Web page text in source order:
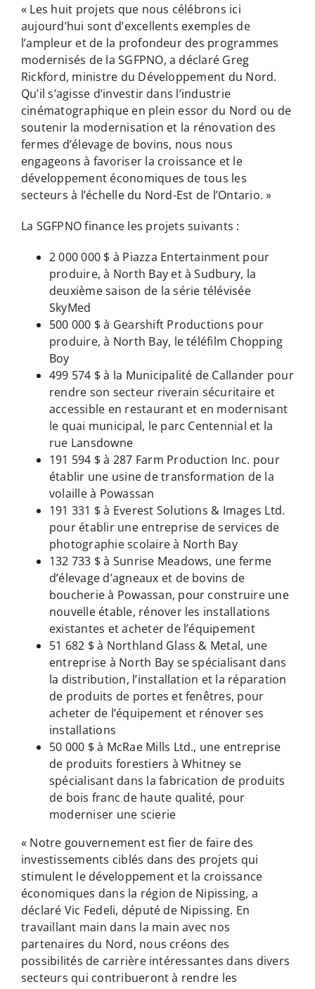
« Les huit projets que nous célébrons ici
aujourd’hui sont d’excellents exemples de
l’ampleur et de la profondeur des programmes
modernisés de la SGFPNO, a déclaré Greg
Rickford, ministre du Développement du Nord.
Qu’il s’agisse d’investir dans l’industrie
cinématographique en plein essor du Nord ou de
soutenir la modernisation et la rénovation des
fermes d’élevage de bovins, nous nous
engageons à favoriser la croissance et le
développement économiques de tous les
secteurs à l’échelle du Nord-Est de l’Ontario. »
La SGFPNO finance les projets suivants :
2 000 000 $ à Piazza Entertainment pour
produire, à North Bay et à Sudbury, la
deuxième saison de la série télévisée
SkyMed
500 000 $ à Gearshift Productions pour
produire, à North Bay, le téléfilm Chopping
Boy
499 574 $ à la Municipalité de Callander pour
rendre son secteur riverain sécuritaire et
accessible en restaurant et en modernisant
le quai municipal, le parc Centennial et la
rue Lansdowne
191 594 $ à 287 Farm Production Inc. pour
établir une usine de transformation de la
volaille à Powassan
191 331 $ à Everest Solutions & Images Ltd.
pour établir une entreprise de services de
photographie scolaire à North Bay
132 733 $ à Sunrise Meadows, une ferme
d’élevage d’agneaux et de bovins de
boucherie à Powassan, pour construire une
nouvelle étable, rénover les installations
existantes et acheter de l’équipement
51 682 $ à Northland Glass & Metal, une
entreprise à North Bay se spécialisant dans
la distribution, l’installation et la réparation
de produits de portes et fenêtres, pour
acheter de l’équipement et rénover ses
installations
50 000 $ à McRae Mills Ltd., une entreprise
de produits forestiers à Whitney se
spécialisant dans la fabrication de produits
de bois franc de haute qualité, pour
moderniser une scierie
« Notre gouvernement est fier de faire des
investissements ciblés dans des projets qui
stimulent le développement et la croissance
économiques dans la région de Nipissing, a
déclaré Vic Fedeli, député de Nipissing. En
travaillant main dans la main avec nos
partenaires du Nord, nous créons des
possibilités de carrière intéressantes dans divers
secteurs qui contribueront à rendre les